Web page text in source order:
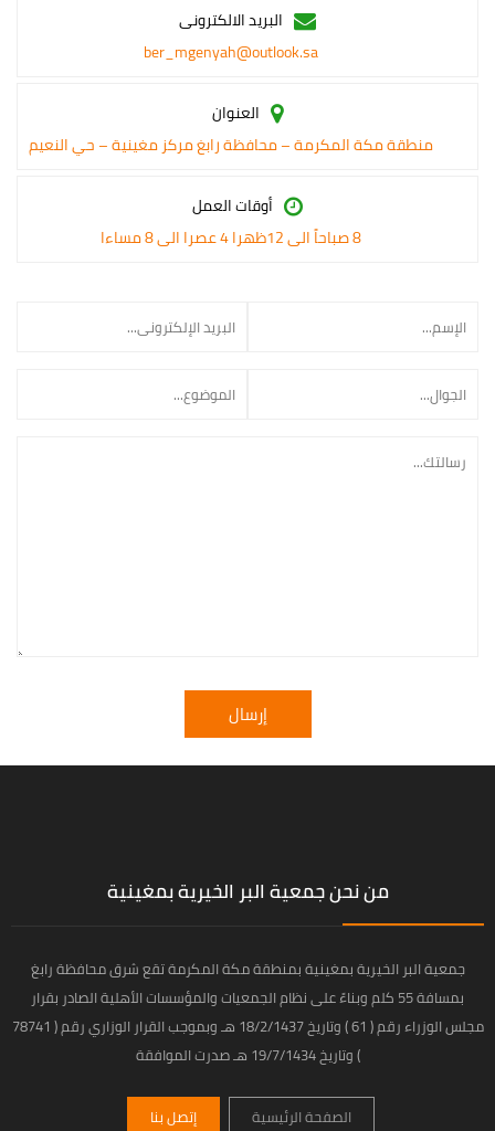
البريد الالكترونى
ber_mgenyah@outlook.sa
العنوان
منطقة مكة المكرمة – محافظة رابغ مركز مغينية – حي النعيم
أوقات العمل
8 صباحاً الى 12ظهرا 4 عصرا الى 8 مساءا
إرسال
من نحن جمعية البر الخيرية بمغينية
جمعية البر الخيرية بمغينية بمنطقة مكة المكرمة تقع شرق محافظة رابغ
بمسافة 55 كلم وبناءً على نظام الجمعيات والمؤسسات الأهلية الصادر بقرار
مجلس الوزراء رقم ( 61 ) وتاريخ 18/2/1437 هـ وبموجب القرار الوزاري رقم ( 78741
) وتاريخ 19/7/1434 هـ صدرت الموافقة
الصفحة الرئيسية إتصل بنا